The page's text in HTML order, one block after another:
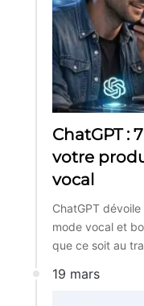
ChatGPT :
votre
vocal
ChatGPT
mode vocal et
que ce soit au
19 mars